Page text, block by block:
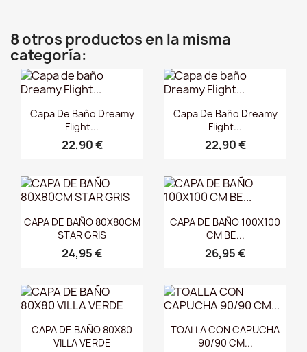
8 otros productos en la misma
categoría:
Vista rápida
Capa De Baño Dreamy
Flight...
22,90 €
Vista rápida
Capa De Baño Dreamy
Flight...
22,90 €
Vista rápida
CAPA DE BAÑO 80X80CM
STAR GRIS
24,95 €
Vista rápida
CAPA DE BAÑO 100X100
CM BE...
26,95 €
 Vista rápida
CAPA DE BAÑO 80X80
VILLA VERDE
Vista rápida
TOALLA CON CAPUCHA
90/90 CM...